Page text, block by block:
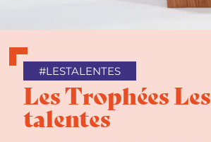
#LESTALENTES
Les Trophées Les
talentes